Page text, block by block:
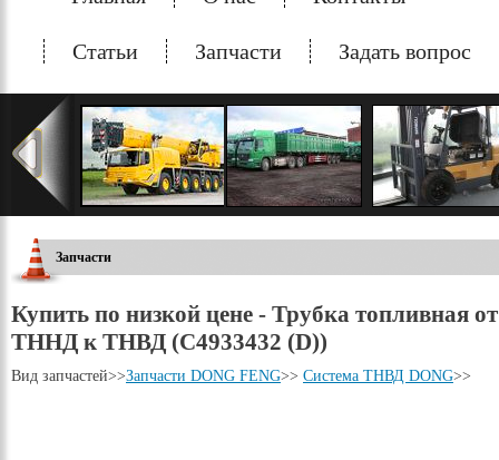
Статьи Запчасти Задать вопрос
Запчасти
Купить по низкой цене - Трубка топливная от
ТННД к ТНВД (C4933432 (D))
Вид запчастей>>Запчасти DONG FENG>> Система ТНВД DONG>>